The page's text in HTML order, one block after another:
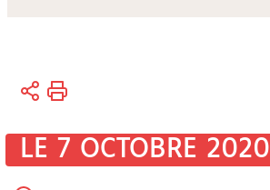
Vous
Accueil
LE 7 OCTOBRE 2020